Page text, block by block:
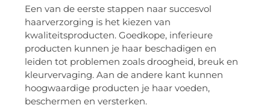
Een van de eerste stappen naar succesvol
haarverzorging is het kiezen van
kwaliteitsproducten. Goedkope, inferieure
producten kunnen je haar beschadigen en
leiden tot problemen zoals droogheid, breuk en
kleurvervaging. Aan de andere kant kunnen
hoogwaardige producten je haar voeden,
beschermen en versterken.